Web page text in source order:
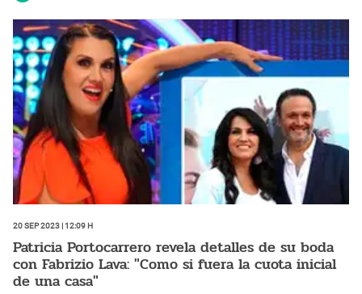
20 Sep 2023 | 12:09 h
Patricia Portocarrero revela detalles de su boda
con Fabrizio Lava: "Como si fuera la cuota inicial
de una casa"